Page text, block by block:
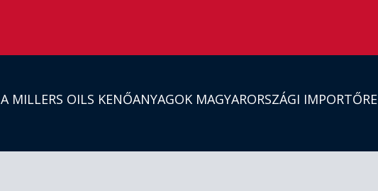
A MILLERS OILS KENŐANYAGOK MAGYARORSZÁGI IMPORTŐRE